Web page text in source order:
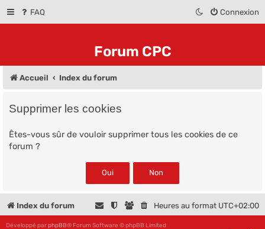
FAQ Connexion
Forum CPC
Accueil Index du forum
Supprimer les cookies
Êtes-vous sûr de vouloir supprimer tous les cookies de ce
forum ?
Index du forum Heures au format UTC+02:00
Développé parphpBB® Forum Software © phpBB Limited